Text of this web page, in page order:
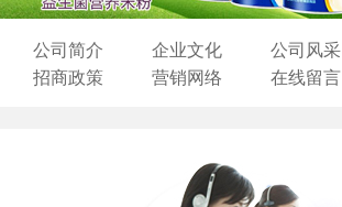
公司简介 企业文化 公司风采
招商政策
营销网络 在线留言